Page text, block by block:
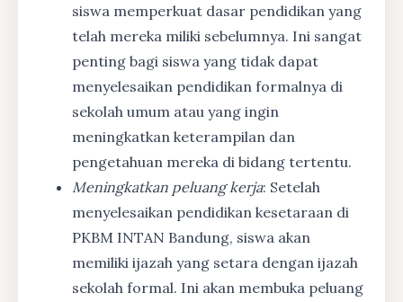
siswa memperkuat dasar pendidikan yang
telah mereka miliki sebelumnya. Ini sangat
penting bagi siswa yang tidak dapat
menyelesaikan pendidikan formalnya di
sekolah umum atau yang ingin
meningkatkan keterampilan dan
pengetahuan mereka di bidang tertentu.
Meningkatkan peluang kerja: Setelah
menyelesaikan pendidikan kesetaraan di
PKBM INTAN Bandung, siswa akan
memiliki ijazah yang setara dengan ijazah
sekolah formal. Ini akan membuka peluang